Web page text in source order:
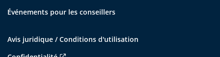
Événements pour les conseillers
Avis juridique / Conditions d'utilisation